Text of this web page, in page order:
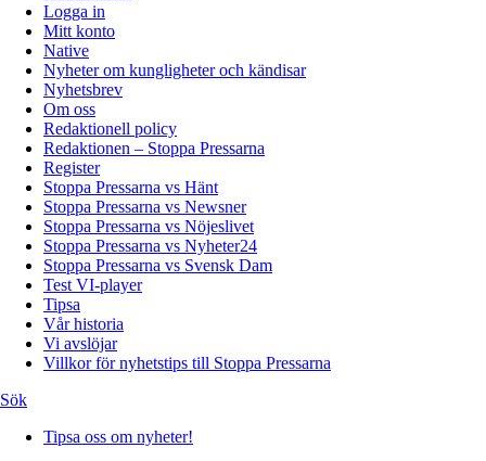
Logga in
Mitt konto
Native
Nyheter om kungligheter och kändisar
Nyhetsbrev
Om oss
Redaktionell policy
Redaktionen – Stoppa Pressarna
Register
Stoppa Pressarna vs Hänt
Stoppa Pressarna vs Newsner
Stoppa Pressarna vs Nöjeslivet
Stoppa Pressarna vs Nyheter24
Stoppa Pressarna vs Svensk Dam
Test VI-player
Tipsa
Vår historia
Vi avslöjar
Villkor för nyhetstips till Stoppa Pressarna
Sök
Tipsa oss om nyheter!